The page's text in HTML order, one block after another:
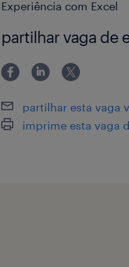
Experiência com Excel
partilhar vaga de
partilhar esta vaga
imprime esta vaga